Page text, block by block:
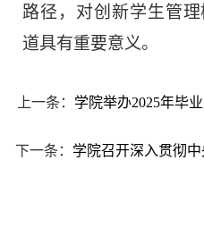
路径，对创新学生管
道具有重要意义。
上一条： 学院举办2025年毕
下一条： 学院召开深入贯彻